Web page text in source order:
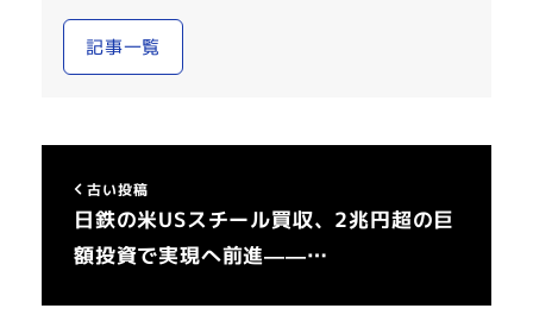
記事一覧
古い投稿
日鉄の米USスチール買収、2兆円超の巨
額投資で実現へ前進——…